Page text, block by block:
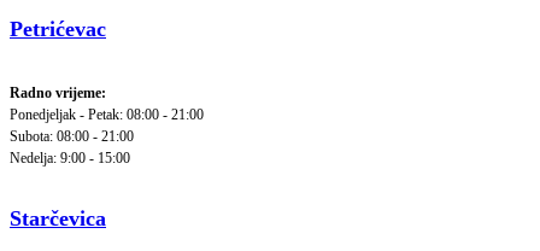
Petrićevac
Radno vrijeme:
Ponedjeljak - Petak: 08:00 - 21:00
Subota: 08:00 - 21:00
Nedelja: 9:00 - 15:00
Starčevica